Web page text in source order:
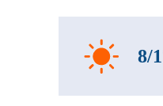
8/